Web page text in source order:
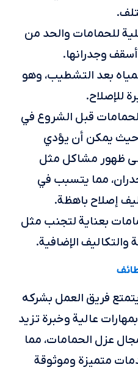
للحمامات والحد من
وجدرانها.
بعد التشطيب، وهو
للإصلاح.
قبل الشروع في
حيث يمكن أن يؤدي
ظهور مشاكل مثل
مما يتسبب في
إصلاح باهظة.
بعناية لتجنب مثل
الإضافية.
فريق العمل بشركه
عالية وخبرة تزيد
عزل الحمامات، مما
متميزة وموثوقة